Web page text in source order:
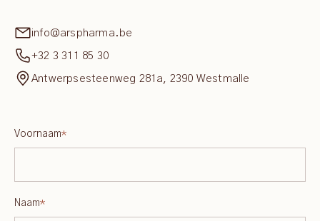
info@arspharma.be
+32 3 311 85 30
Antwerpsesteenweg 281a, 2390 Westmalle
Voornaam*
Naam*